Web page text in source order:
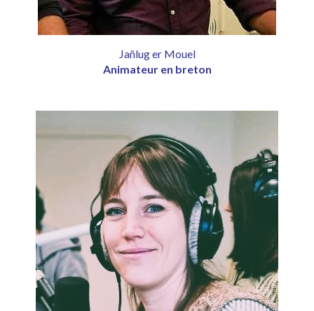
Jañlug er Mouel
Animateur en breton